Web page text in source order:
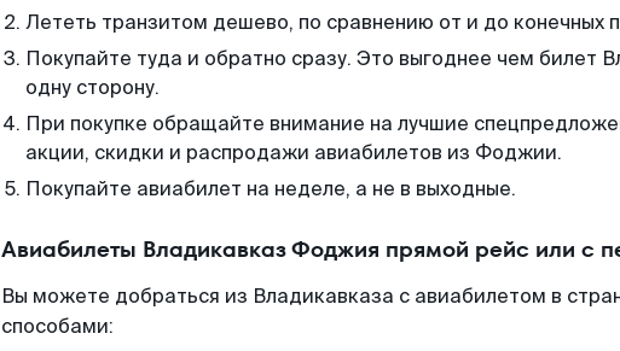
Лететь транзитом дешево, по сравнению от и до конечных
Покупайте туда и обратно сразу. Это выгоднее чем билет
одну сторону.
При покупке обращайте внимание на лучшие
акции, скидки и распродажи авиабилетов из Фоджии.
Покупайте авиабилет на неделе, а не в выходные.
Авиабилеты Владикавказ Фоджия прямой рейс или с
Вы можете добраться из Владикавказа с авиабилетом в
способами: